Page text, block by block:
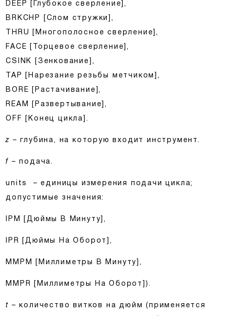
DEEP [Глубокое сверление],
BRKCHP [Слом стружки],
THRU [Многополосное сверление],
FACE [Торцевое сверление],
CSINK [Зенкование],
TAP [Нарезание резьбы метчиком],
BORE [Растачивание],
REAM [Развертывание],
OFF [Конец цикла].
z – глубина, на которую входит инструмент.
f – подача.
units – единицы измерения подачи цикла;
допустимые значения:
IPM [Дюймы В Минуту],
IPR [Дюймы На Оборот],
MMPM [Миллиметры В Минуту],
MMPR [Миллиметры На Оборот]).
t – количество витков на дюйм (применяется